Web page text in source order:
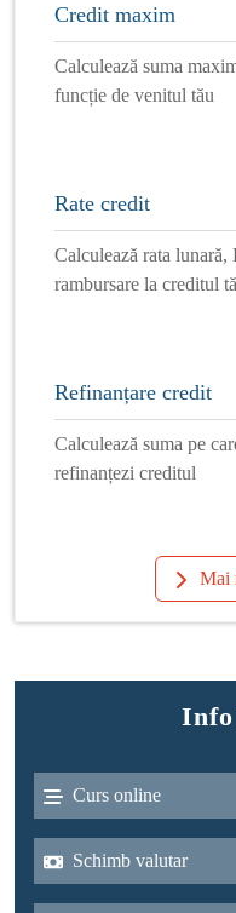
Credit maxim
Calculează suma
funcție de venitul tău
Rate credit
Calculează rata
rambursare la creditul
Refinanțare credit
Calculează suma pe
refinanțezi creditul
Mai
Curs online
Schimb valutar